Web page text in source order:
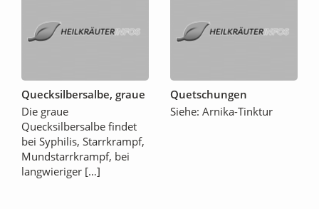
Quecksilbersalbe, graue
Die graue
Quecksilbersalbe findet
bei Syphilis, Starrkrampf,
Mundstarrkrampf, bei
langwieriger […]
Quetschungen
Siehe: Arnika-Tinktur